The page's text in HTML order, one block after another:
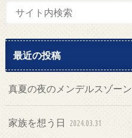
最近の投稿
真夏の夜のメンデルスゾーン
家族を想う日 2024.03.31